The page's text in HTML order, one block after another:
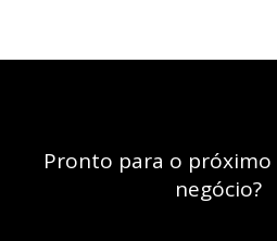
Pronto para o próximo
negócio?